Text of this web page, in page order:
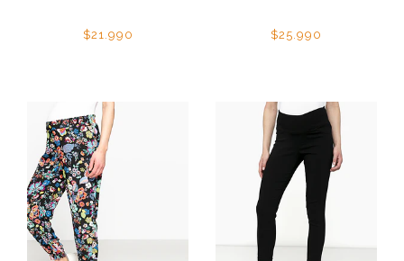
$21.990 $25.990